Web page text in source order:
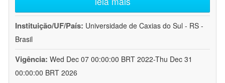
Instituição/UF/País: Universidade de Caxias do Sul - RS -
Brasil
Vigência: Wed Dec 07 00:00:00 BRT 2022-Thu Dec 31
00:00:00 BRT 2026